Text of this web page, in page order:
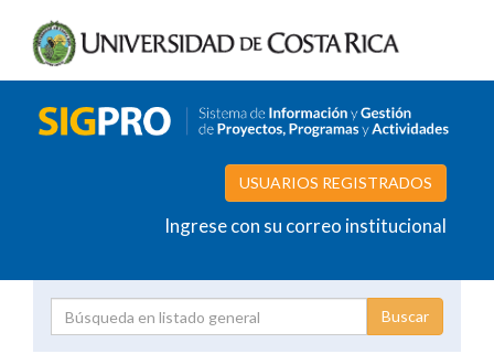
USUARIOS REGISTRADOS
Ingrese con su correo institucional